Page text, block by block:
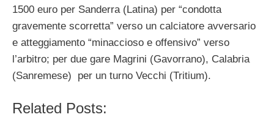
1500 euro per Sanderra (Latina) per “condotta
gravemente scorretta” verso un calciatore avversario
e atteggiamento “minaccioso e offensivo” verso
l’arbitro; per due gare Magrini (Gavorrano), Calabria
(Sanremese) per un turno Vecchi (Tritium).
Related Posts: